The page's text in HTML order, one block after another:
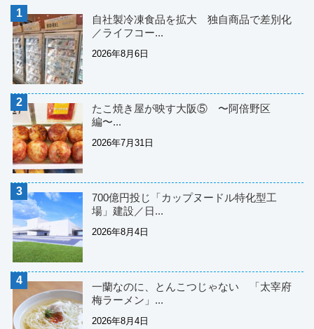
自社製冷凍食品を拡大 独自商品で差別化
／ライフコー...
2026年8月6日
たこ焼き屋が映す大阪⑤ 〜阿倍野区
編〜...
2026年7月31日
700億円投じ「カップヌードル特化型工
場」建設／日...
2026年8月4日
一蘭なのに、とんこつじゃない 「太宰府
梅ラーメン」...
2026年8月4日